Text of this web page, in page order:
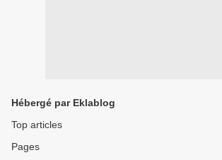
Hébergé par Eklablog
Top articles
Pages